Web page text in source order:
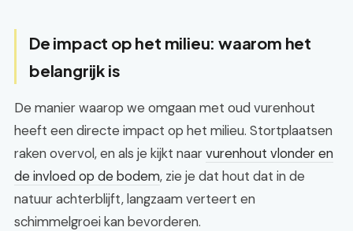
De impact op het milieu: waarom het
belangrijk is
De manier waarop we omgaan met oud vurenhout
heeft een directe impact op het milieu. Stortplaatsen
raken overvol, en als je kijkt naarvurenhout vlonder en
de invloed op de bodem, zie je dat hout dat in de
natuur achterblijft, langzaam verteert en
schimmelgroei kan bevorderen.